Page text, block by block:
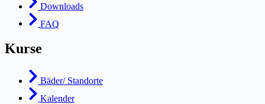
Downloads
FAQ
Kurse
Bäder/ Standorte
Kalender